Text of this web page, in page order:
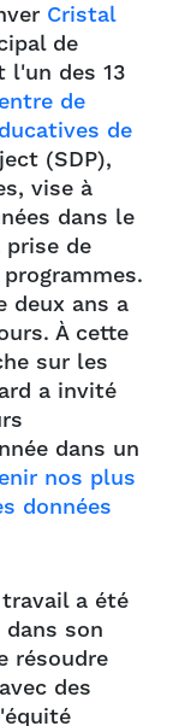
Cristal
de
l'un des 13
de
de
(SDP),
vise à
dans le
de
deux ans a
À cette
sur les
a invité
dans un
nos plus
données
a été
dans son
résoudre
des